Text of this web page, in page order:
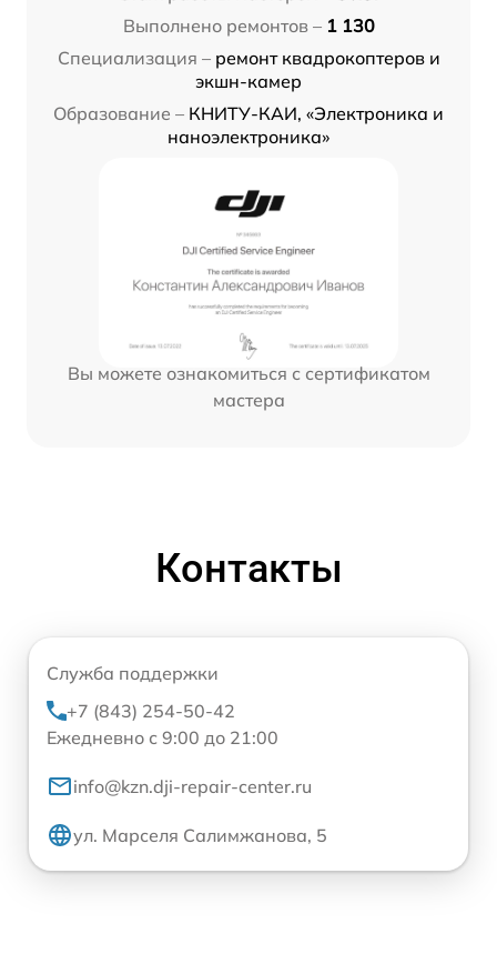
Выполнено ремонтов – 1 130
Специализация – ремонт квадрокоптеров и
экшн-камер
Образование – КНИТУ-КАИ, «Электроника и
наноэлектроника»
Вы можете ознакомиться с сертификатом
мастера
Контакты
Служба поддержки
+7 (843) 254-50-42
Ежедневно с 9:00 до 21:00
info@kzn.dji-repair-center.ru
ул. Марселя Салимжанова, 5